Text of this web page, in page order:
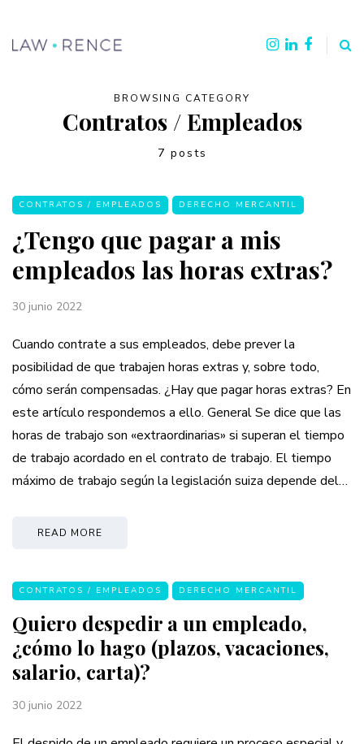
BROWSING CATEGORY
Contratos / Empleados
7 posts
CONTRATOS / EMPLEADOS DERECHO MERCANTIL
¿Tengo que pagar a mis
empleados las horas extras?
30 junio 2022
Cuando contrate a sus empleados, debe prever la
posibilidad de que trabajen horas extras y, sobre todo,
cómo serán compensadas. ¿Hay que pagar horas extras? En
este artículo respondemos a ello. General Se dice que las
horas de trabajo son «extraordinarias» si superan el tiempo
de trabajo acordado en el contrato de trabajo. El tiempo
máximo de trabajo según la legislación suiza depende del…
READ MORE
CONTRATOS / EMPLEADOS DERECHO MERCANTIL
Quiero despedir a un empleado,
¿cómo lo hago (plazos, vacaciones,
salario, carta)?
30 junio 2022